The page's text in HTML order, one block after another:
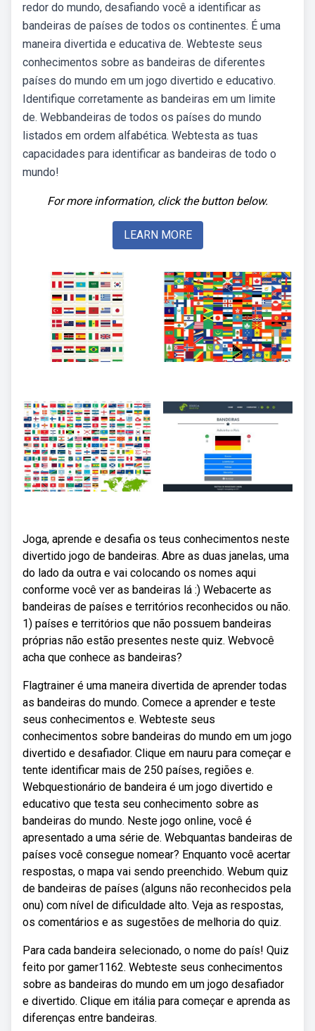
redor do mundo, desafiando você a identificar as
bandeiras de países de todos os continentes. É uma
maneira divertida e educativa de. Webteste seus
conhecimentos sobre as bandeiras de diferentes
países do mundo em um jogo divertido e educativo.
Identifique corretamente as bandeiras em um limite
de. Webbandeiras de todos os países do mundo
listados em ordem alfabética. Webtesta as tuas
capacidades para identificar as bandeiras de todo o
mundo!
For more information, click the button below.
LEARN MORE
Joga, aprende e desafia os teus conhecimentos neste
divertido jogo de bandeiras. Abre as duas janelas, uma
do lado da outra e vai colocando os nomes aqui
conforme você ver as bandeiras lá :) Webacerte as
bandeiras de países e territórios reconhecidos ou não.
1) países e territórios que não possuem bandeiras
próprias não estão presentes neste quiz. Webvocê
acha que conhece as bandeiras?
Flagtrainer é uma maneira divertida de aprender todas
as bandeiras do mundo. Comece a aprender e teste
seus conhecimentos e. Webteste seus
conhecimentos sobre bandeiras do mundo em um jogo
divertido e desafiador. Clique em nauru para começar e
tente identificar mais de 250 países, regiões e.
Webquestionário de bandeira é um jogo divertido e
educativo que testa seu conhecimento sobre as
bandeiras do mundo. Neste jogo online, você é
apresentado a uma série de. Webquantas bandeiras de
países você consegue nomear? Enquanto você acertar
respostas, o mapa vai sendo preenchido. Webum quiz
de bandeiras de países (alguns não reconhecidos pela
onu) com nível de dificuldade alto. Veja as respostas,
os comentários e as sugestões de melhoria do quiz.
Para cada bandeira selecionado, o nome do país! Quiz
feito por gamer1162. Webteste seus conhecimentos
sobre as bandeiras do mundo em um jogo desafiador
e divertido. Clique em itália para começar e aprenda as
diferenças entre bandeiras.